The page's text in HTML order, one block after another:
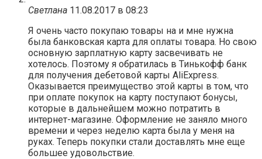
Светлана 11.08.2017 в 08:23
Я очень часто покупаю товары на и мне нужна
была банковская карта для оплаты товара. Но свою
основную зарплатную карту засвечивать не
хотелось. Поэтому я обратилась в Тинькофф банк
для получения дебетовой карты AliExpress.
Оказывается преимущество этой карты в том, что
при оплате покупок на карту поступают бонусы,
которые в дальнейшем можно потратить в
интернет-магазине. Оформление не заняло много
времени и через неделю карта была у меня на
руках. Теперь покупки стали доставлять мне еще
большее удовольствие.